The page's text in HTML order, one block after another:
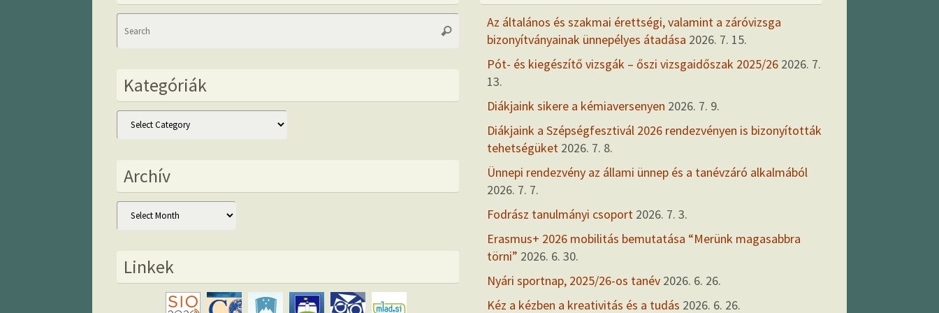
Search
Search
Kategóriák
Kategóriák
Archív
Archív
Linkek
Az általános és szakmai érettségi, valamint a záróvizsga
bizonyítványainak ünnepélyes átadása 2026. 7. 15.
Pót- és kiegészítő vizsgák – őszi vizsgaidőszak 2025/26 2026. 7.
13.
Diákjaink sikere a kémiaversenyen 2026. 7. 9.
Diákjaink a Szépségfesztivál 2026 rendezvényen is bizonyították
tehetségüket 2026. 7. 8.
Ünnepi rendezvény az állami ünnep és a tanévzáró alkalmából
2026. 7. 7.
Fodrász tanulmányi csoport 2026. 7. 3.
Erasmus+ 2026 mobilitás bemutatása “Merünk magasabbra
törni” 2026. 6. 30.
Nyári sportnap, 2025/26-os tanév 2026. 6. 26.
Kéz a kézben a kreativitás és a tudás 2026. 6. 26.